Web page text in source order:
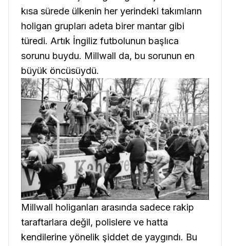
kısa sürede ülkenin her yerindeki takımların
holigan grupları adeta birer mantar gibi
türedi. Artık İngiliz futbolunun başlıca
sorunu buydu. Millwall da, bu sorunun en
büyük öncüsüydü.
Millwall holiganları arasında sadece rakip
taraftarlara değil, polislere ve hatta
kendilerine yönelik şiddet de yaygındı. Bu